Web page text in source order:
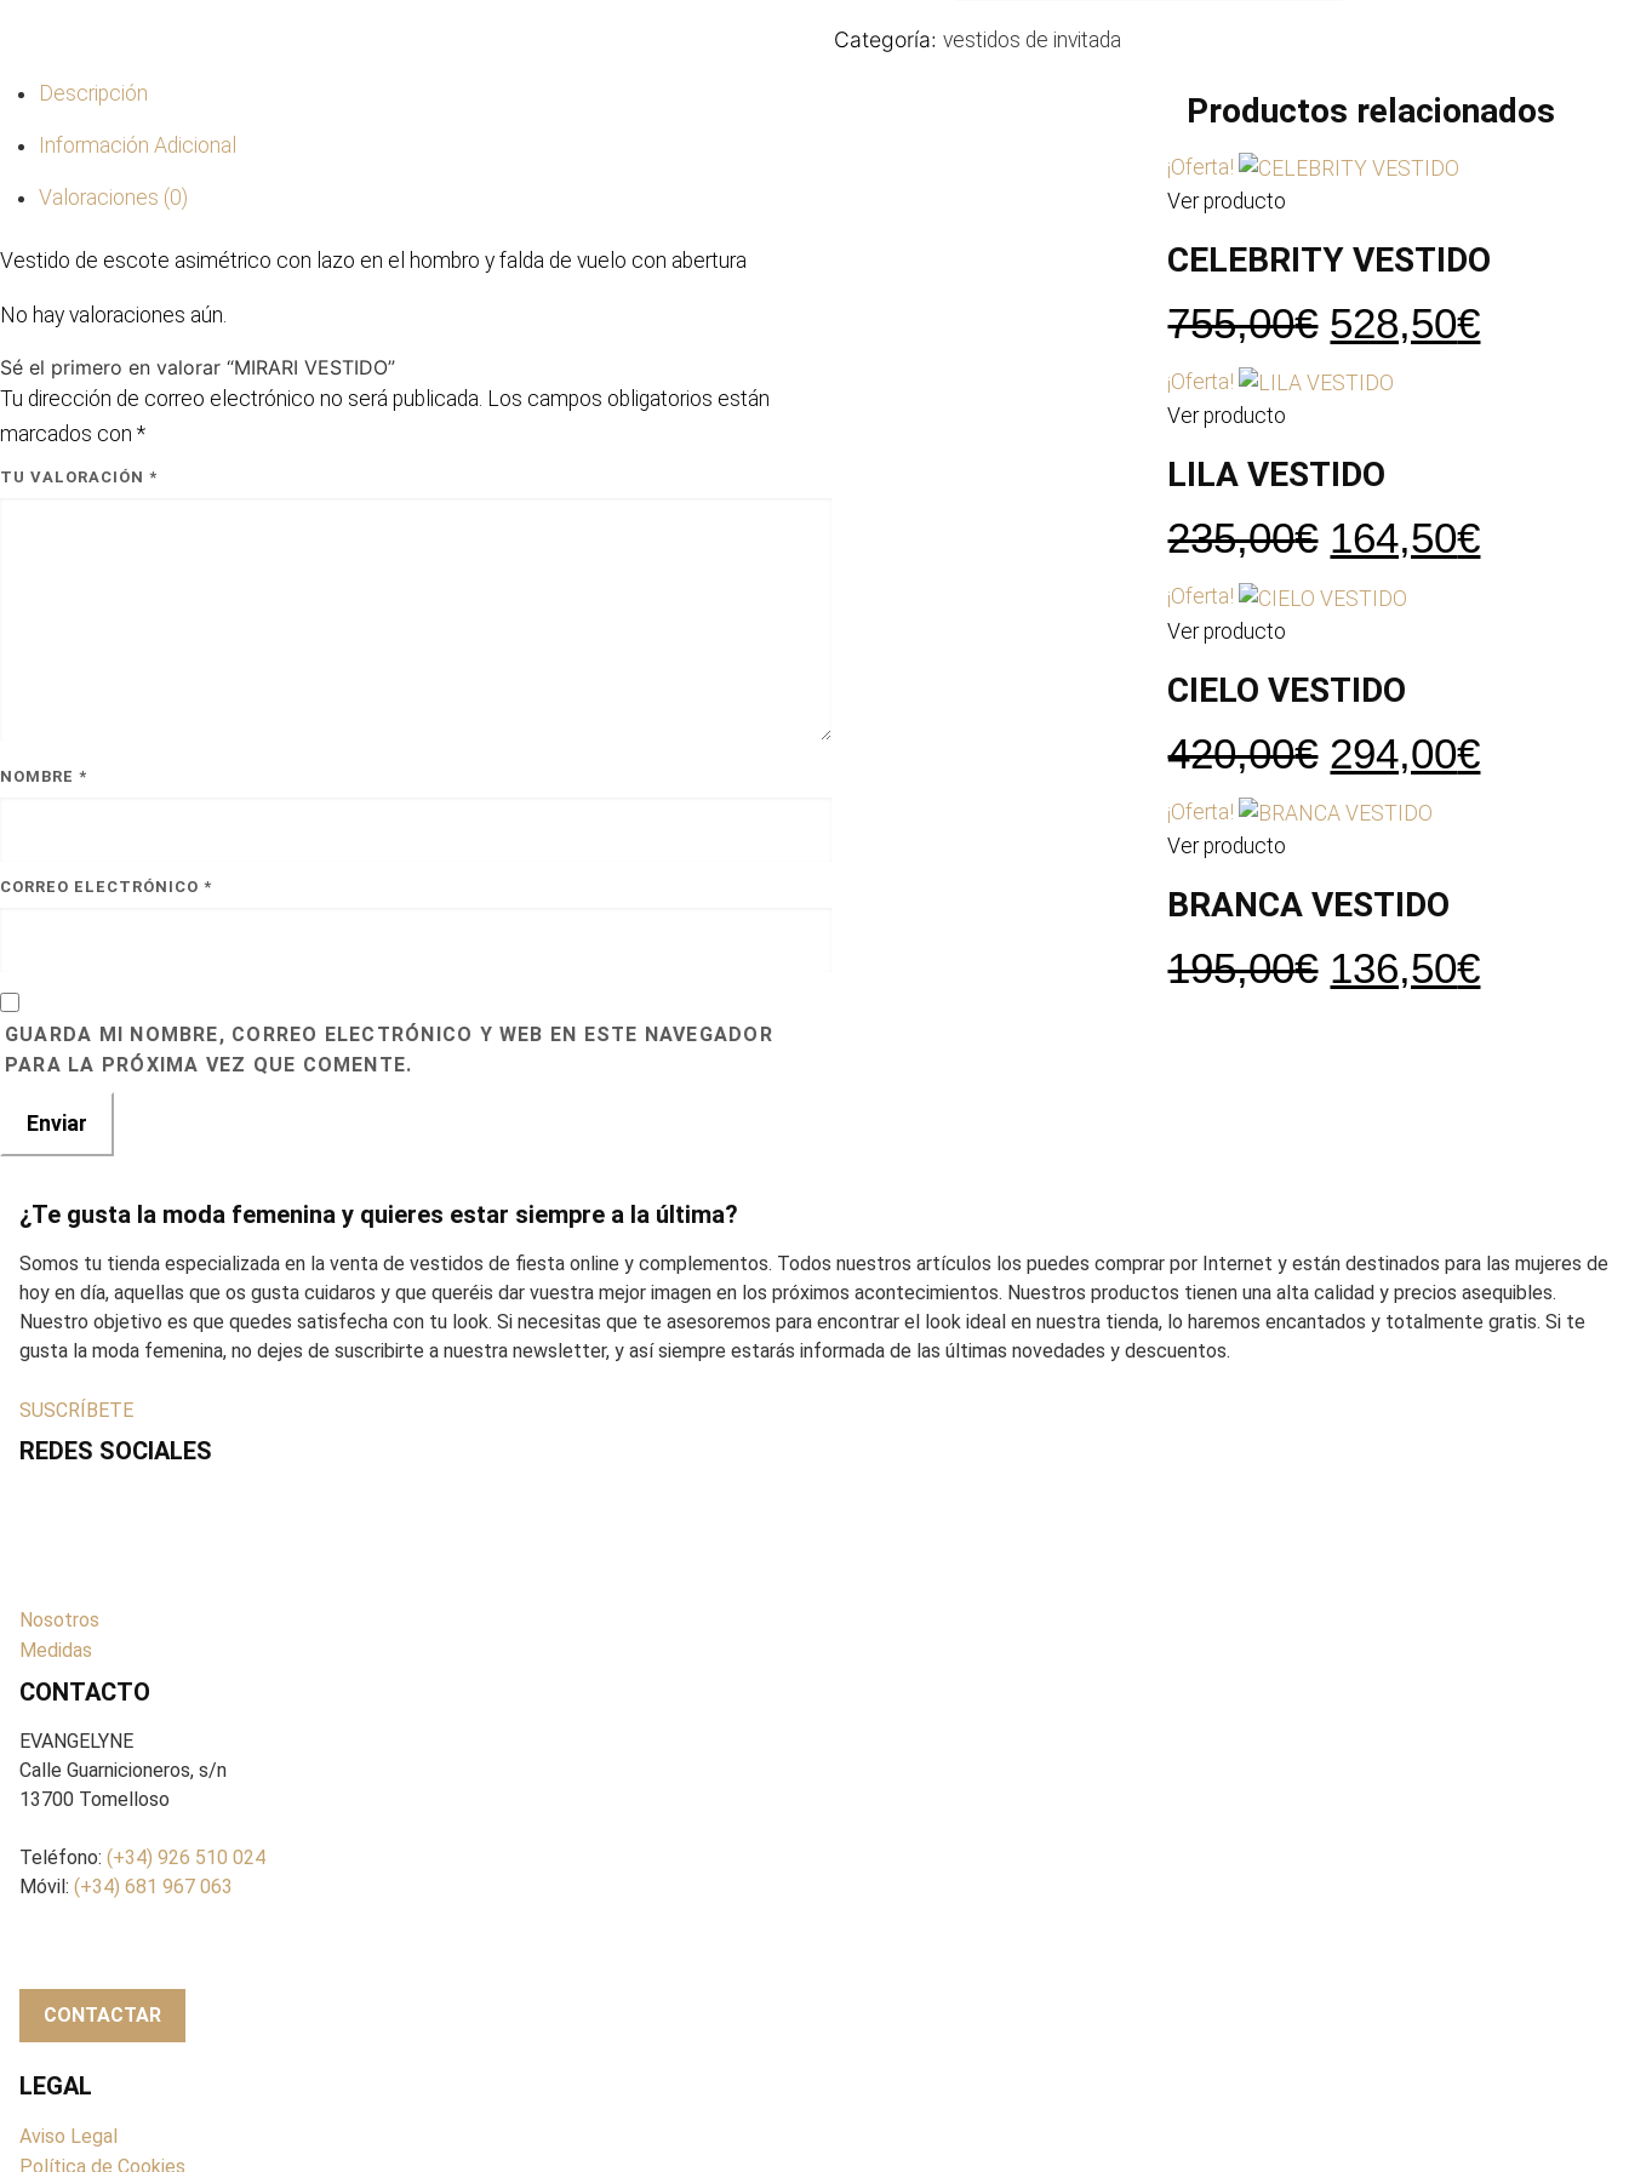
Categoría: vestidos de invitada
Descripción
Información Adicional
Valoraciones (0)
Vestido de escote asimétrico con lazo en el hombro y falda de vuelo con abertura
No hay valoraciones aún.
Sé el primero en valorar “MIRARI VESTIDO”
Tu dirección de correo electrónico no será publicada. Los campos obligatorios están
marcados con *
TU VALORACIÓN *
NOMBRE *
CORREO ELECTRÓNICO *
GUARDA MI NOMBRE, CORREO ELECTRÓNICO Y WEB EN ESTE NAVEGADOR
PARA LA PRÓXIMA VEZ QUE COMENTE.
Productos relacionados
¡Oferta!
Ver producto
CELEBRITY VESTIDO
755,00€ El
precio
era:
528,50€El
¡Oferta!
Ver producto
LILA VESTIDO
235,00€ El
precio
era:
164,50€El
¡Oferta!
Ver producto
CIELO VESTIDO
420,00€ El
precio
era:
294,00€El
¡Oferta!
Ver producto
BRANCA VESTIDO
195,00€ El
136,50€El
¿Te gusta la moda femenina y quieres estar siempre a la última?
Somos tu tienda especializada en la venta de vestidos de fiesta online y complementos. Todos nuestros artículos los puedes comprar por Internet y están destinados para las mujeres de
hoy en día, aquellas que os gusta cuidaros y que queréis dar vuestra mejor imagen en los próximos acontecimientos. Nuestros productos tienen una alta calidad y precios asequibles.
Nuestro objetivo es que quedes satisfecha con tu look. Si necesitas que te asesoremos para encontrar el look ideal en nuestra tienda, lo haremos encantados y totalmente gratis. Si te
gusta la moda femenina, no dejes de suscribirte a nuestra newsletter, y así siempre estarás informada de las últimas novedades y descuentos.
SUSCRÍBETE
REDES SOCIALES
Nosotros
Medidas
CONTACTO
EVANGELYNE
Calle Guarnicioneros, s/n
13700 Tomelloso
Teléfono: (+34) 926 510 024
Móvil: (+34) 681 967 063
CONTACTAR
LEGAL
Aviso Legal
Política de Cookies